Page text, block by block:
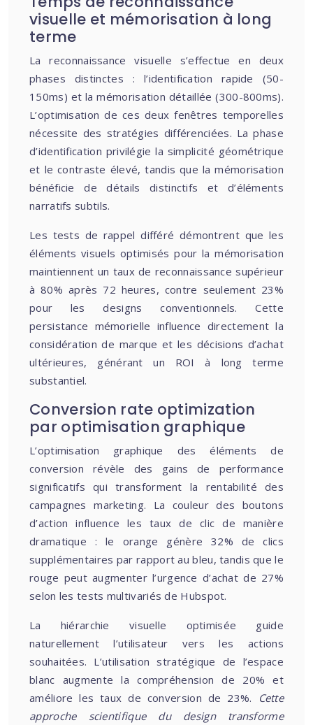
visuelle et mémorisation à long
terme
La reconnaissance visuelle s’effectue en deux
phases distinctes : l’identification rapide (50-
150ms) et la mémorisation détaillée (300-800ms).
L’optimisation de ces deux fenêtres temporelles
nécessite des stratégies différenciées. La phase
d’identification privilégie la simplicité géométrique
et le contraste élevé, tandis que la mémorisation
bénéficie de détails distinctifs et d’éléments
narratifs subtils.
Les tests de rappel différé démontrent que les
éléments visuels optimisés pour la mémorisation
maintiennent un taux de reconnaissance supérieur
à 80% après 72 heures, contre seulement 23%
pour les designs conventionnels. Cette
persistance mémorielle influence directement la
considération de marque et les décisions d’achat
ultérieures, générant un ROI à long terme
substantiel.
Conversion rate optimization
par optimisation graphique
L’optimisation graphique des éléments de
conversion révèle des gains de performance
significatifs qui transforment la rentabilité des
campagnes marketing. La couleur des boutons
d’action influence les taux de clic de manière
dramatique : le orange génère 32% de clics
supplémentaires par rapport au bleu, tandis que le
rouge peut augmenter l’urgence d’achat de 27%
selon les tests multivariés de Hubspot.
La hiérarchie visuelle optimisée guide
naturellement l’utilisateur vers les actions
souhaitées. L’utilisation stratégique de l’espace
blanc augmente la compréhension de 20% et
améliore les taux de conversion de 23%.
Cette
approche scientifique du design transforme